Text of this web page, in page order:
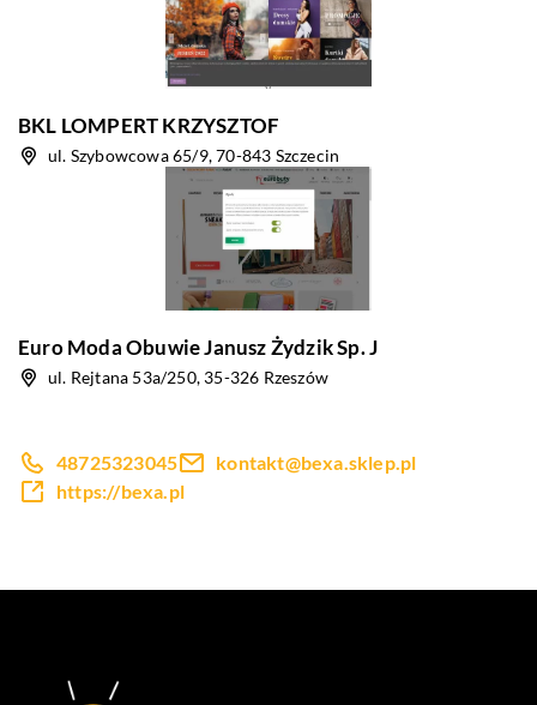
BKL LOMPERT KRZYSZTOF
ul. Szybowcowa 65/9, 70-843 Szczecin
Euro Moda Obuwie Janusz Żydzik Sp. J
ul. Rejtana 53a/250, 35-326 Rzeszów
48725323045
kontakt@bexa.sklep.pl
https://bexa.pl